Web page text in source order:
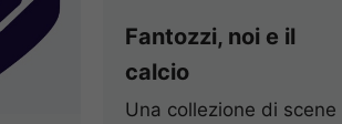
Fantozzi, noi e il
calcio
Una collezione di scene